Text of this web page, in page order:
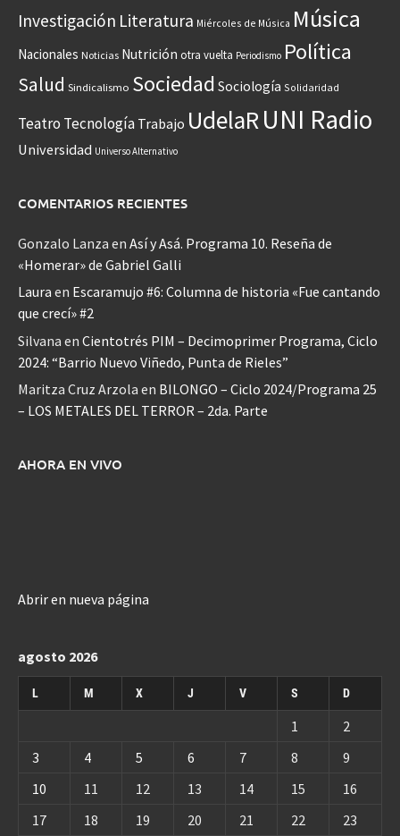
Investigación Literatura Miércoles de Música Música
Nacionales Noticias Nutrición otra vuelta Periodismo Política
Salud Sindicalismo Sociedad Sociología Solidaridad
Teatro Tecnología Trabajo UdelaRUNI Radio
Universidad Universo Alternativo
COMENTARIOS RECIENTES
Gonzalo Lanza en Así y Asá. Programa 10. Reseña de
«Homerar» de Gabriel Galli
Laura en Escaramujo #6: Columna de historia «Fue cantando
que crecí» #2
Silvana en Cientotrés PIM – Decimoprimer Programa, Ciclo
2024: “Barrio Nuevo Viñedo, Punta de Rieles”
Maritza Cruz Arzola en BILONGO – Ciclo 2024/Programa 25
– LOS METALES DEL TERROR – 2da. Parte
AHORA EN VIVO
Abrir en nueva página
agosto 2026
L M X J V S D
1
2
3
4 5 6 7 8
9
10
11 12 13 14 15
16
17
18 19 20 21 22 23